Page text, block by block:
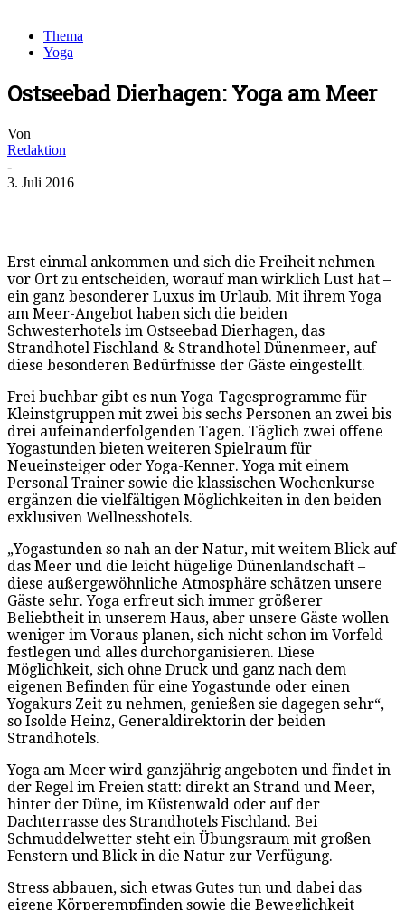
Thema
Yoga
Ostseebad Dierhagen: Yoga am Meer
Von
Redaktion
-
3. Juli 2016
Erst einmal ankommen und sich die Freiheit nehmen
vor Ort zu entscheiden, worauf man wirklich Lust hat –
ein ganz besonderer Luxus im Urlaub. Mit ihrem Yoga
am Meer-Angebot haben sich die beiden
Schwesterhotels im Ostseebad Dierhagen, das
Strandhotel Fischland & Strandhotel Dünenmeer, auf
diese besonderen Bedürfnisse der Gäste eingestellt.
Frei buchbar gibt es nun Yoga-Tagesprogramme für
Kleinstgruppen mit zwei bis sechs Personen an zwei bis
drei aufeinanderfolgenden Tagen. Täglich zwei offene
Yogastunden bieten weiteren Spielraum für
Neueinsteiger oder Yoga-Kenner. Yoga mit einem
Personal Trainer sowie die klassischen Wochenkurse
ergänzen die vielfältigen Möglichkeiten in den beiden
exklusiven Wellnesshotels.
„Yogastunden so nah an der Natur, mit weitem Blick auf
das Meer und die leicht hügelige Dünenlandschaft –
diese außergewöhnliche Atmosphäre schätzen unsere
Gäste sehr. Yoga erfreut sich immer größerer
Beliebtheit in unserem Haus, aber unsere Gäste wollen
weniger im Voraus planen, sich nicht schon im Vorfeld
festlegen und alles durchorganisieren. Diese
Möglichkeit, sich ohne Druck und ganz nach dem
eigenen Befinden für eine Yogastunde oder einen
Yogakurs Zeit zu nehmen, genießen sie dagegen sehr“,
so Isolde Heinz, Generaldirektorin der beiden
Strandhotels.
Yoga am Meer wird ganzjährig angeboten und findet in
der Regel im Freien statt: direkt an Strand und Meer,
hinter der Düne, im Küstenwald oder auf der
Dachterrasse des Strandhotels Fischland. Bei
Schmuddelwetter steht ein Übungsraum mit großen
Fenstern und Blick in die Natur zur Verfügung.
Stress abbauen, sich etwas Gutes tun und dabei das
eigene Körperempfinden sowie die Beweglichkeit